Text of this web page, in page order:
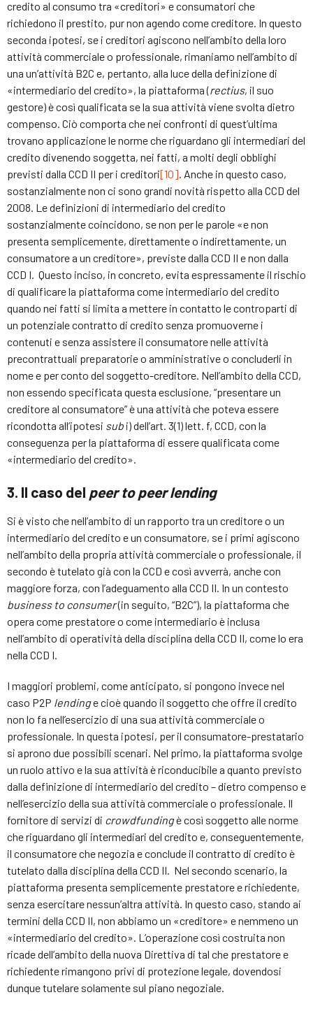
credito al consumo tra «creditori» e consumatori che
richiedono il prestito, pur non agendo come creditore. In questo
seconda ipotesi, se i creditori agiscono nell’ambito della loro
attività commerciale o professionale, rimaniamo nell’ambito di
una un’attività B2C e, pertanto, alla luce della definizione di
«intermediario del credito», la piattaforma (rectius, il suo
gestore) è così qualificata se la sua attività viene svolta dietro
compenso. Ciò comporta che nei confronti di quest’ultima
trovano applicazione le norme che riguardano gli intermediari del
credito divenendo soggetta, nei fatti, a molti degli obblighi
previsti dalla CCD II per i creditori[10]. Anche in questo caso,
sostanzialmente non ci sono grandi novità rispetto alla CCD del
2008. Le definizioni di intermediario del credito
sostanzialmente coincidono, se non per le parole «e non
presenta semplicemente, direttamente o indirettamente, un
consumatore a un creditore», previste dalla CCD II e non dalla
CCD I. Questo inciso, in concreto, evita espressamente il rischio
di qualificare la piattaforma come intermediario del credito
quando nei fatti si limita a mettere in contatto le controparti di
un potenziale contratto di credito senza promuoverne i
contenuti e senza assistere il consumatore nelle attività
precontrattuali preparatorie o amministrative o concluderli in
nome e per conto del soggetto-creditore. Nell’ambito della CCD,
non essendo specificata questa esclusione, “presentare un
creditore al consumatore” è una attività che poteva essere
ricondotta all’ipotesi sub i) dell’art. 3(1) lett. f, CCD, con la
conseguenza per la piattaforma di essere qualificata come
«intermediario del credito».
3. Il caso del peer to peer lending
Si è visto che nell’ambito di un rapporto tra un creditore o un
intermediario del credito e un consumatore, se i primi agiscono
nell’ambito della propria attività commerciale o professionale, il
secondo è tutelato già con la CCD e così avverrà, anche con
maggiore forza, con l’adeguamento alla CCD II. In un contesto
business to consumer(in seguito, “B2C”), la piattaforma che
opera come prestatore o come intermediario è inclusa
nell’ambito di operatività della disciplina della CCD II, come lo era
nella CCD I.
I maggiori problemi, come anticipato, si pongono invece nel
caso P2P lendinge cioè quando il soggetto che offre il credito
non lo fa nell’esercizio di una sua attività commerciale o
professionale. In questa ipotesi, per il consumatore-prestatario
si aprono due possibili scenari. Nel primo, la piattaforma svolge
un ruolo attivo e la sua attività è riconducibile a quanto previsto
dalla definizione di intermediario del credito – dietro compenso e
nell’esercizio della sua attività commerciale o professionale. Il
fornitore di servizi di crowdfundingè così soggetto alle norme
che riguardano gli intermediari del credito e, conseguentemente,
il consumatore che negozia e conclude il contratto di credito è
tutelato dalla disciplina della CCD II. Nel secondo scenario, la
piattaforma presenta semplicemente prestatore e richiedente,
senza esercitare nessun’altra attività. In questo caso, stando ai
termini della CCD II, non abbiamo un «creditore» e nemmeno un
«intermediario del credito». L’operazione così costruita non
ricade dell’ambito della nuova Direttiva di tal che prestatore e
richiedente rimangono privi di protezione legale, dovendosi
dunque tutelare solamente sul piano negoziale.